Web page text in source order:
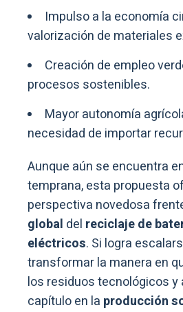
Impulso a la economía
valorización de materiales
Creación de empleo
procesos sostenibles.
Mayor autonomía
necesidad de importar
Aunque aún se encuentra
temprana, esta propuesta
perspectiva novedosa
global del reciclaje de
eléctricos. Si logra
transformar la manera en
los residuos tecnológicos y
capítulo en la producción